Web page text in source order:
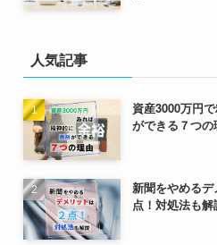
人気記事
資産3000万円
ができる７つの
新聞をやめるデ
点！対処法も解